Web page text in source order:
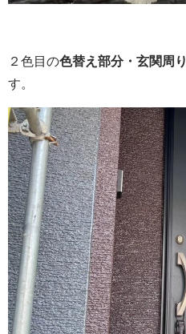
２色目の色替え部分・玄関周り
す。